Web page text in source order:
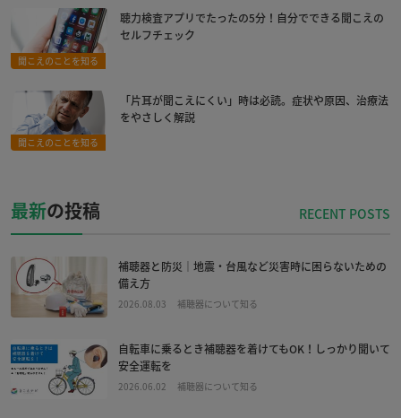
聞こえのことを知る
聴力検査アプリでたったの5分！自分でできる聞こえの
セルフチェック
聞こえのことを知る
「片耳が聞こえにくい」時は必読。症状や原因、治療法
をやさしく解説
最新の投稿
補聴器と防災｜地震・台風など災害時に困らないための
備え方
2026.08.03 補聴器について知る
自転車に乗るとき補聴器を着けてもOK！しっかり聞いて
安全運転を
2026.06.02 補聴器について知る